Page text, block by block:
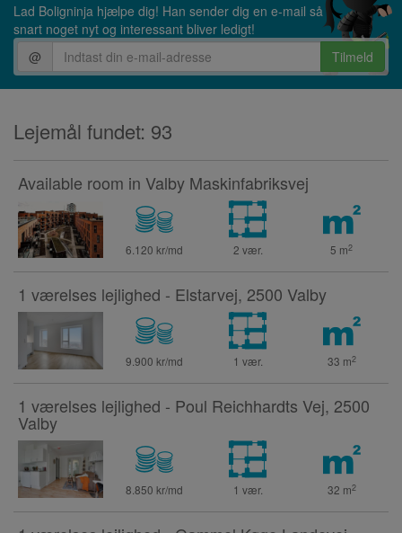
Lad Boligninja hjælpe dig! Han sender dig en e-mail så
snart noget nyt og interessant bliver ledigt!
@
Tilmeld
Lejemål fundet: 93
Available room in Valby Maskinfabriksvej
6.120 kr/md 2 vær. 5 m2
1 værelses lejlighed - Elstarvej, 2500 Valby
9.900 kr/md 1 vær. 33 m2
1 værelses lejlighed - Poul Reichhardts Vej, 2500
Valby
8.850 kr/md 1 vær. 32 m2